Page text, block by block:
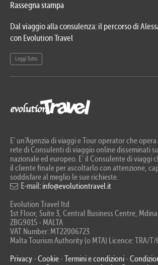
Rassegna stampa
Dal viaggio alla consulenza: il percorso di
con Evolution Travel
Leggi Tutto
E' un’Agenzia di viaggi e Tour operator che
rete di Consulenti di viaggio online disseminati
nazionale ed europeo. E’ il Consulente di viaggi
il cliente finale per ascoltarlo con attenzione,
soddisfare al meglio le sue richieste.
E-mail: info@evolutiontravel.it
Evolution Travel ltd
1st Floor, Suite 3, Central Business Centre,
ZBG9015 - MALTA
VAT Number: MT22006723
Malta Tourism Authority (o MTA) Licence: TRA/T/
Privacy -Cookie - Termini e condizioni -